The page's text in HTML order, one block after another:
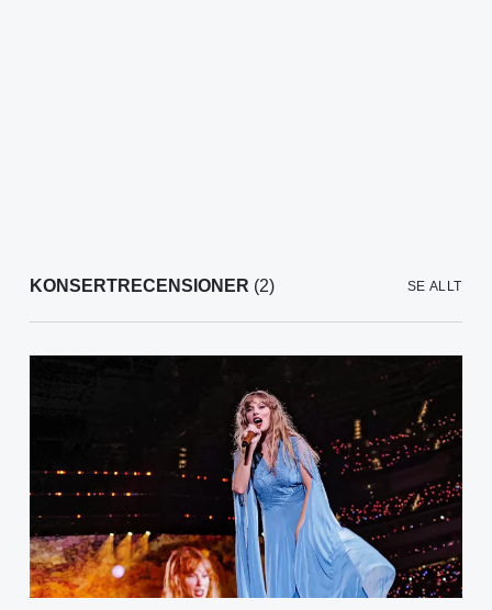
KONSERTRECENSIONER (2) SE ALLT